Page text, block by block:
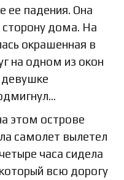
ее падения. Она
сторону дома. На
окрашенная в
на одном из окон
этом острове
самолет вылетел
часа сидела
всю дорогу